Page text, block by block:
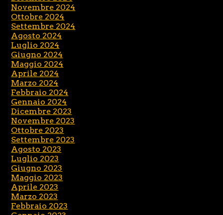
Novembre 2024
Ottobre 2024
Settembre 2024
Agosto 2024
Luglio 2024
Giugno 2024
Maggio 2024
Aprile 2024
Marzo 2024
Febbraio 2024
Gennaio 2024
Dicembre 2023
Novembre 2023
Ottobre 2023
Settembre 2023
Agosto 2023
Luglio 2023
Giugno 2023
Maggio 2023
Aprile 2023
Marzo 2023
Febbraio 2023